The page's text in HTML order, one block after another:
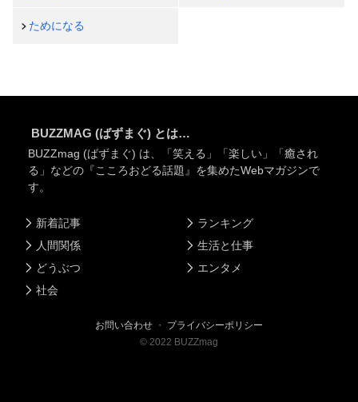
ためになる
BUZZMAG (ばずまぐ) とは…
BUZZmag (ばずまぐ) は、「笑える」「楽しい」「癒され
る」などの『こころおどる話題』を集めたWebマガジンで
す。
新着記事
人間関係
どうぶつ
社会
ランキング
生活と仕事
エンタメ
お問い合わせ ・ プライバシーポリシー
© 2022 BUZZmag